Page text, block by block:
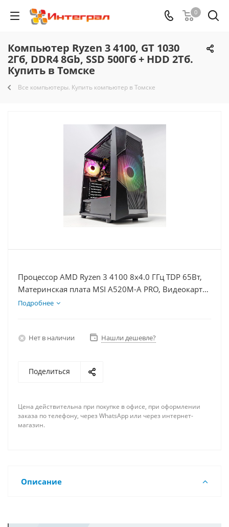
0
Компьютер Ryzen 3 4100, GT 1030
2Гб, DDR4 8Gb, SSD 500Гб + HDD 2Тб.
Купить в Томске
Все компьютеры. Купить компьютер в Томске
Процессор AMD Ryzen 3 4100 8x4.0 ГГц TDP 65Вт,
Материнская плата MSI A520M-A PRO, Видеокарта
GT 1030 2Гб, Память DDR4 8Gb, Диски SSD 500Гб
Подробнее
Нет в наличии Нашли дешевле?
Поделиться
Цена действительна при покупке в офисе, при оформлении
заказа по телефону, через WhatsApp или через интернет-
магазин.
Описание